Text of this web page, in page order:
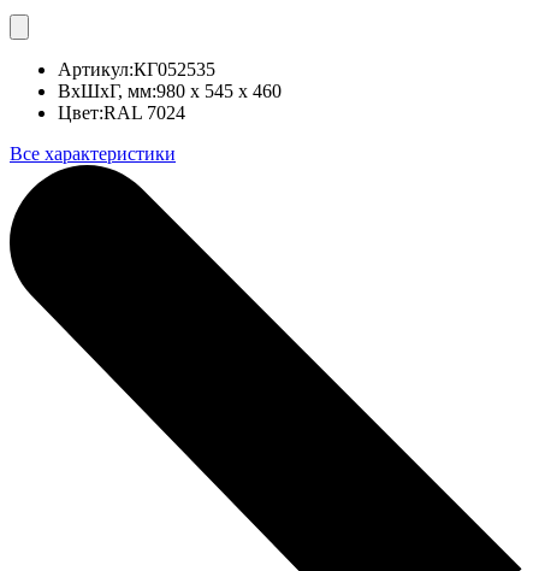
Артикул:КГ052535
ВхШхГ, мм:980 x 545 x 460
Цвет:RAL 7024
Все характеристики